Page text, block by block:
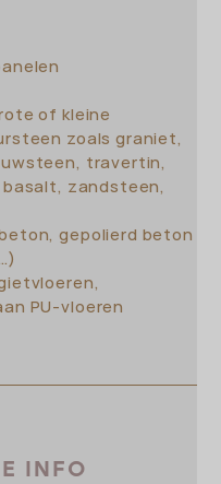
of kleine
zoals graniet,
travertin,
zandsteen,
gepolierd beton
PU-vloeren
INFO